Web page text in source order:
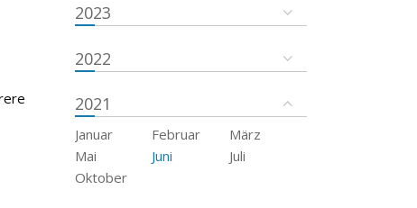
2023
2022
2021
Januar Februar
März
Mai
Juni
Juli
Oktober